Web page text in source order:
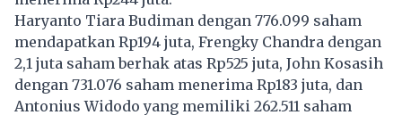
Haryanto Tiara Budiman dengan 776.099 saham
mendapatkan Rp194 juta, Frengky Chandra dengan
2,1 juta saham berhak atas Rp525 juta, John Kosasih
dengan 731.076 saham menerima Rp183 juta, dan
Antonius Widodo yang memiliki 262.511 saham